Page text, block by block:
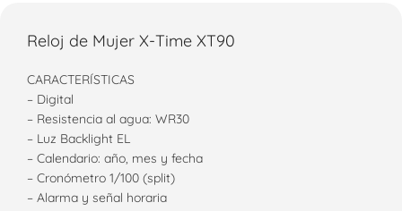
Reloj de Mujer X-Time XT90
CARACTERÍSTICAS
– Digital
– Resistencia al agua: WR30
– Luz Backlight EL
– Calendario: año, mes y fecha
– Cronómetro 1/100 (split)
– Alarma y señal horaria